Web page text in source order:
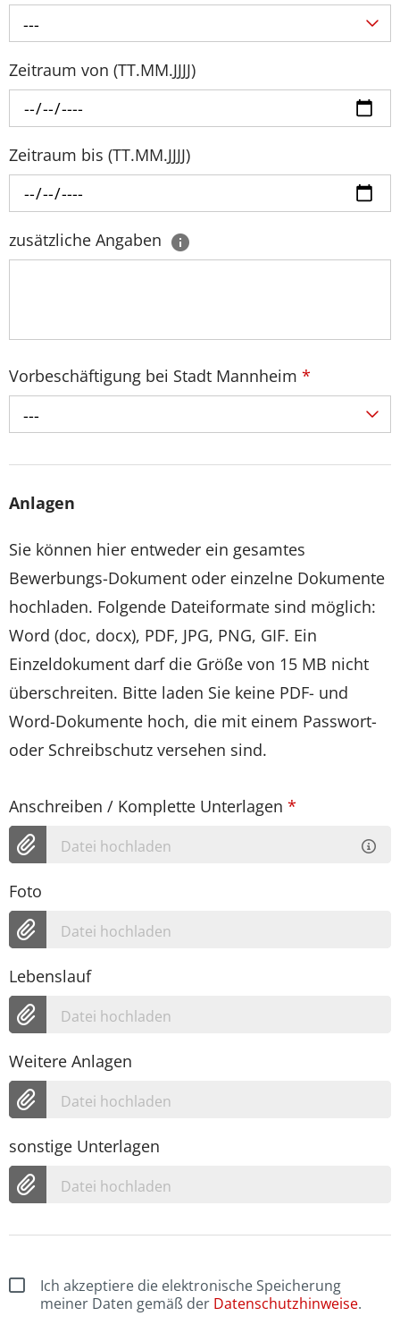
---
Zeitraum von (TT.MM.JJJJ)
Zeitraum bis (TT.MM.JJJJ)
zusätzliche Angaben
Vorbeschäftigung bei Stadt Mannheim *
---
Anlagen
Sie können hier entweder ein gesamtes
Bewerbungs-Dokument oder einzelne Dokumente
hochladen. Folgende Dateiformate sind möglich:
Word (doc, docx), PDF, JPG, PNG, GIF. Ein
Einzeldokument darf die Größe von 15 MB nicht
überschreiten. Bitte laden Sie keine PDF- und
Word-Dokumente hoch, die mit einem Passwort-
oder Schreibschutz versehen sind.
Anschreiben / Komplette Unterlagen *
Datei hochladen
Foto
Datei hochladen
Lebenslauf
Datei hochladen
Weitere Anlagen
Datei hochladen
sonstige Unterlagen
Datei hochladen
Ich akzeptiere die elektronische Speicherung
meiner Daten gemäß der Datenschutzhinweise.